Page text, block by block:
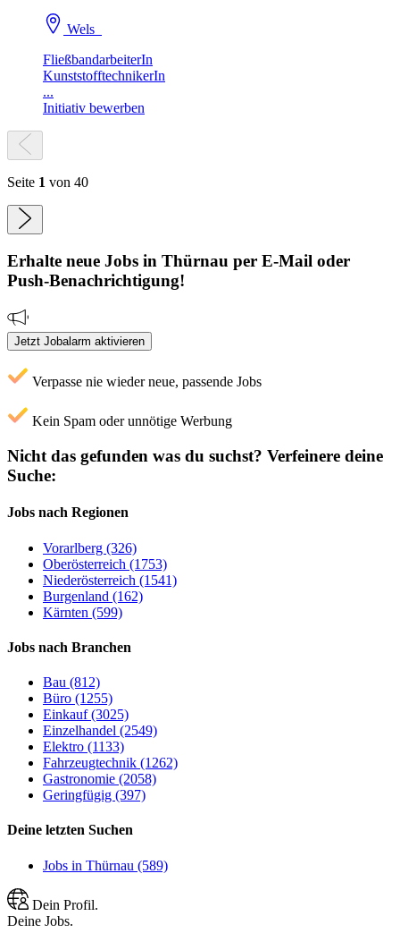
Wels
FließbandarbeiterIn
KunststofftechnikerIn
...
Initiativ bewerben
Seite 1 von 40
Erhalte neue Jobs in Thürnau per E-Mail oder
Push-Benachrichtigung!
Jetzt Jobalarm aktivieren
Verpasse nie wieder neue, passende Jobs
Kein Spam oder unnötige Werbung
Nicht das gefunden was du suchst? Verfeinere deine
Suche:
Jobs nach Regionen
Vorarlberg (326)
Oberösterreich (1753)
Niederösterreich (1541)
Burgenland (162)
Kärnten (599)
Jobs nach Branchen
Bau (812)
Büro (1255)
Einkauf (3025)
Einzelhandel (2549)
Elektro (1133)
Fahrzeugtechnik (1262)
Gastronomie (2058)
Geringfügig (397)
Deine letzten Suchen
Jobs in Thürnau (589)
Dein Profil.
Deine Jobs.